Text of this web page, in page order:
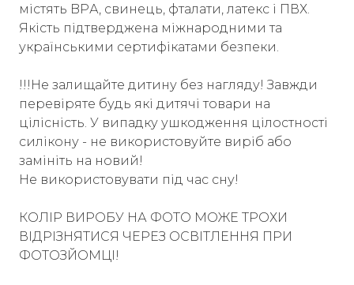
містять BPА, свинець, фталати, латекс і ПВХ.
Якість підтверджена міжнародними та
українськими сертифікатами безпеки.
!!!Не залищайте дитину без нагляду! Завжди
перевіряте будь які дитячі товари на
цілісність. У випадку ушкодження цілостності
силікону - не використовуйте виріб або
замініть на новий!
Не використовувати під час сну!
КОЛІР ВИРОБУ НА ФОТО МОЖЕ ТРОХИ
ВІДРІЗНЯТИСЯ ЧЕРЕЗ ОСВІТЛЕННЯ ПРИ
ФОТОЗЙОМЦІ!